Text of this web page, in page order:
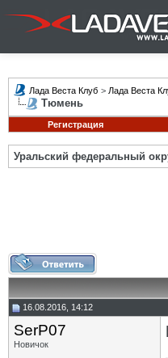
Лада Веста Клуб > Лада Веста
Тюмень
Регистрация
Уральский федеральный
16.08.2016, 14:12
SerP07
Новичок